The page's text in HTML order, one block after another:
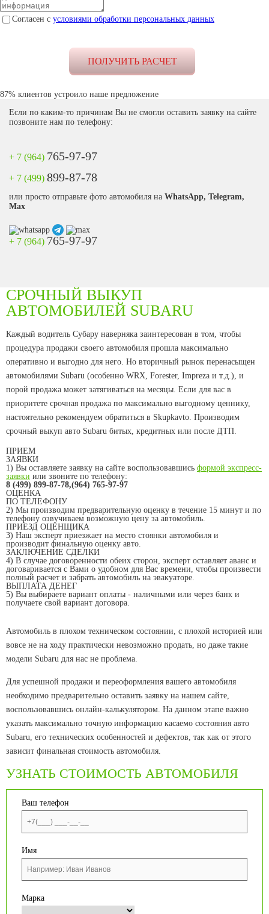
Согласен с условиями обработки персональных данных
87% клиентов устроило наше предложение
Если по каким-то причинам Вы не смогли оставить заявку на сайте
позвоните нам по телефону:
+ 7 (964) 765-97-97
+ 7 (499) 899-87-78
или просто отправьте фото автомобиля на WhatsApp, Telegram,
Max
+ 7 (964) 765-97-97
СРОЧНЫЙ ВЫКУП
АВТОМОБИЛЕЙ SUBARU
Каждый водитель Субару наверняка заинтересован в том, чтобы
процедура продажи своего автомобиля прошла максимально
оперативно и выгодно для него. Но вторичный рынок перенасыщен
автомобилями Subaru (особенно WRX, Forester, Imprezа и т.д.), и
порой продажа может затягиваться на месяцы. Если для вас в
приоритете срочная продажа по максимально выгодному ценнику,
настоятельно рекомендуем обратиться в Skupkavto. Производим
срочный выкуп авто Subaru битых, кредитных или после ДТП.
ПРИЕМ
ЗАЯВКИ
1) Вы оставляете заявку на сайте воспользовавшись формой экспресс-
заявки или звоните по телефону:
8 (499) 899-87-78,(964) 765-97-97
ОЦЕНКА
ПО ТЕЛЕФОНУ
2) Мы производим предварительную оценку в течение 15 минут и по
телефону озвучиваем возможную цену за автомобиль.
ПРИЕЗД ОЦЕНЩИКА
3) Наш эксперт приезжает на место стоянки автомобиля и
производит финальную оценку авто.
ЗАКЛЮЧЕНИЕ СДЕЛКИ
4) В случае договоренности обеих сторон, эксперт оставляет аванс и
договаривается с Вами о удобном для Вас времени, чтобы произвести
полный расчет и забрать автомобиль на эвакуаторе.
ВЫПЛАТА ДЕНЕГ
5) Вы выбираете вариант оплаты - наличными или через банк и
получаете свой вариант договора.
Автомобиль в плохом техническом состоянии, с плохой историей или
вовсе не на ходу практически невозможно продать, но даже такие
модели Subaru для нас не проблема.
Для успешной продажи и переоформления вашего автомобиля
необходимо предварительно оставить заявку на нашем сайте,
воспользовавшись онлайн-калькулятором. На данном этапе важно
указать максимально точную информацию касаемо состояния авто
Subaru, его технических особенностей и дефектов, так как от этого
зависит финальная стоимость автомобиля.
УЗНАТЬ СТОИМОСТЬ АВТОМОБИЛЯ
Ваш телефон
Имя
Марка